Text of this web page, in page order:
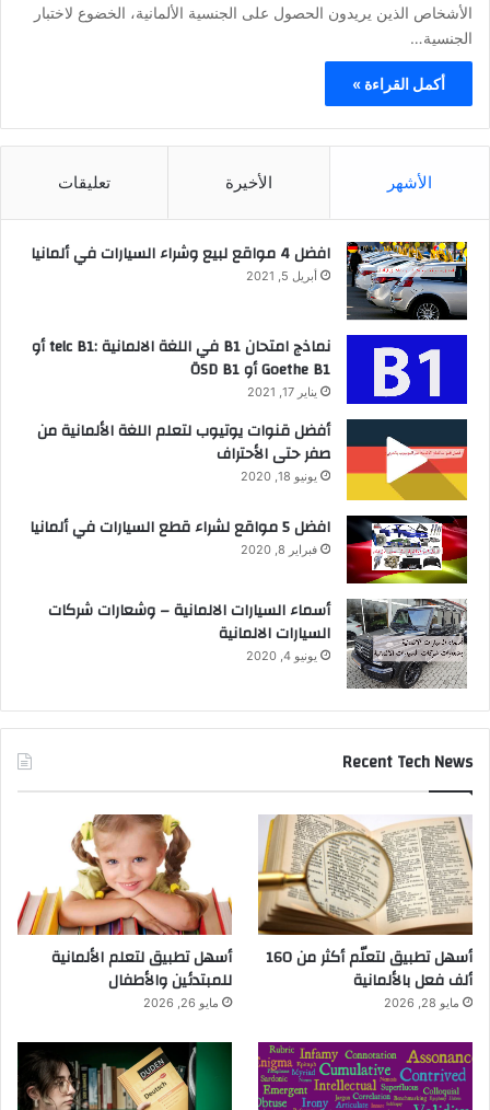
الأشخاص الذين يريدون الحصول على الجنسية الألمانية، الخضوع لاختبار
الجنسية…
أكمل القراءة »
الأشهر الأخيرة تعليقات
افضل 4 مواقع لبيع وشراء السيارات في ألمانيا
أبريل 5, 2021
نماذج امتحان B1 في اللغة الالمانية :telc B1 أو
Goethe B1 أو ÖSD B1
يناير 17, 2021
أفضل قنوات يوتيوب لتعلم اللغة الألمانية من
صفر حتى الأحتراف
يونيو 18, 2020
افضل 5 مواقع لشراء قطع السيارات في ألمانيا
فبراير 8, 2020
أسماء السيارات الالمانية – وشعارات شركات
السيارات الالمانية
يونيو 4, 2020
Recent Tech News
أسهل تطبيق لتعلّم أكثر من 160
ألف فعل بالألمانية
مايو 28, 2026
أسهل تطبيق لتعلم الألمانية
للمبتدئين والأطفال
مايو 26, 2026